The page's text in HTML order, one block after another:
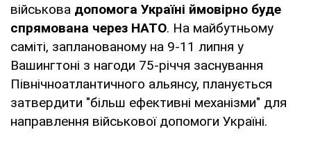
військова допомога Україні ймовірно буде
спрямована через НАТО. На майбутньому
саміті, запланованому на 9-11 липня у
Вашингтоні з нагоди 75-річчя заснування
Північноатлантичного альянсу, планується
затвердити "більш ефективні механізми" для
направлення військової допомоги Україні.